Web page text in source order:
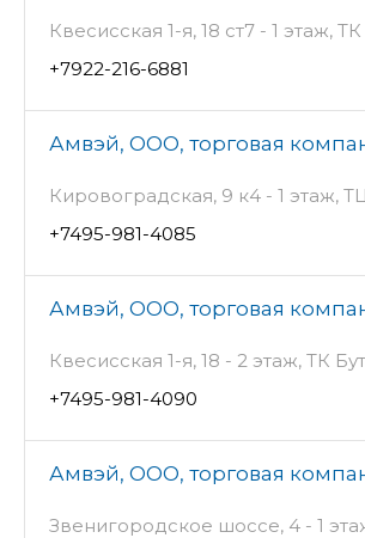
Квесисская 1-я, 18 ст7 - 1 этаж,
+7922-216-6881
Амвэй, ООО, торговая
Кировоградская, 9 к4 - 1 этаж,
+7495-981-4085
Амвэй, ООО, торговая
Квесисская 1-я, 18 - 2 этаж, ТК
+7495-981-4090
Амвэй, ООО, торговая
Звенигородское шоссе, 4 - 1